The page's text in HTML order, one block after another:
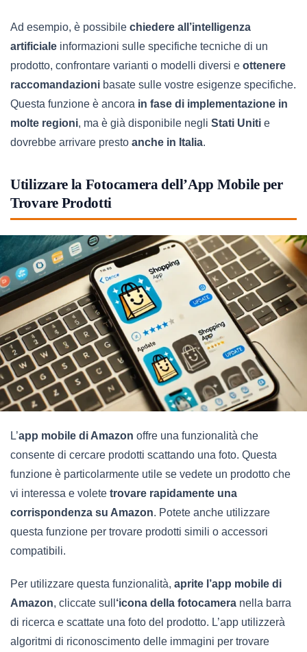
Ad esempio, è possibile chiedere all’intelligenza
artificiale informazioni sulle specifiche tecniche di un
prodotto, confrontare varianti o modelli diversi e ottenere
raccomandazioni basate sulle vostre esigenze specifiche.
Questa funzione è ancora in fase di implementazione in
molte regioni, ma è già disponibile negli Stati Uniti e
dovrebbe arrivare presto anche in Italia.
Utilizzare la Fotocamera dell’App Mobile per
Trovare Prodotti
L’app mobile di Amazon offre una funzionalità che
consente di cercare prodotti scattando una foto. Questa
funzione è particolarmente utile se vedete un prodotto che
vi interessa e volete trovare rapidamente una
corrispondenza su Amazon. Potete anche utilizzare
questa funzione per trovare prodotti simili o accessori
compatibili.
Per utilizzare questa funzionalità, aprite l’app mobile di
Amazon, cliccate sull ‘icona della fotocamera nella barra
di ricerca e scattate una foto del prodotto. L’app utilizzerà
algoritmi di riconoscimento delle immagini per trovare